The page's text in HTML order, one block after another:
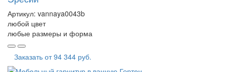
Артикул: vannaya0043b
любой цвет
любые размеры и форма
Заказать от94 344 руб.